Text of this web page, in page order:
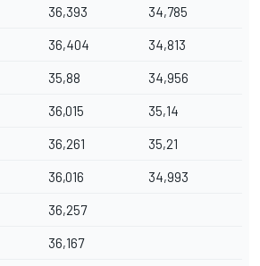
36,393 34,785
36,404 34,813
35,88 34,956
36,015 35,14
36,261 35,21
36,016 34,993
36,257
36,167